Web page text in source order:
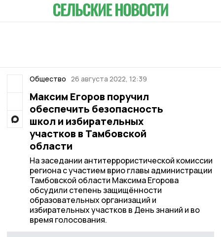
Общество 26 августа 2022, 12:39
Максим Егоров поручил
обеспечить безопасность
школ и избирательных
участков в Тамбовской
области
На заседании антитеррористической комиссии
региона с участием врио главы администрации
Тамбовской области Максима Егорова
обсудили степень защищённости
образовательных организаций и
избирательных участков в День знаний и во
время голосования.